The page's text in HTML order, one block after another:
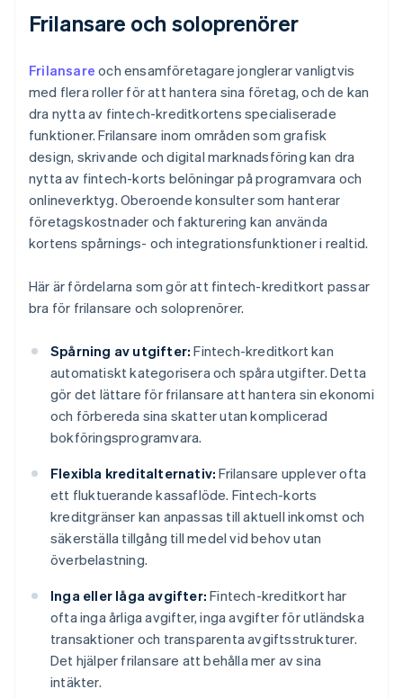
Frilansare och soloprenörer
Frilansare och ensamföretagare jonglerar vanligtvis
med flera roller för att hantera sina företag, och de kan
dra nytta av fintech-kreditkortens specialiserade
funktioner. Frilansare inom områden som grafisk
design, skrivande och digital marknadsföring kan dra
nytta av fintech-korts belöningar på programvara och
onlineverktyg. Oberoende konsulter som hanterar
företagskostnader och fakturering kan använda
kortens spårnings- och integrationsfunktioner i realtid.
Här är fördelarna som gör att fintech-kreditkort passar
bra för frilansare och soloprenörer.
Spårning av utgifter: Fintech-kreditkort kan
automatiskt kategorisera och spåra utgifter. Detta
gör det lättare för frilansare att hantera sin ekonomi
och förbereda sina skatter utan komplicerad
bokföringsprogramvara.
Flexibla kreditalternativ: Frilansare upplever ofta
ett fluktuerande kassaflöde. Fintech-korts
kreditgränser kan anpassas till aktuell inkomst och
säkerställa tillgång till medel vid behov utan
överbelastning.
Inga eller låga avgifter: Fintech-kreditkort har
ofta inga årliga avgifter, inga avgifter för utländska
transaktioner och transparenta avgiftsstrukturer.
Det hjälper frilansare att behålla mer av sina
intäkter.